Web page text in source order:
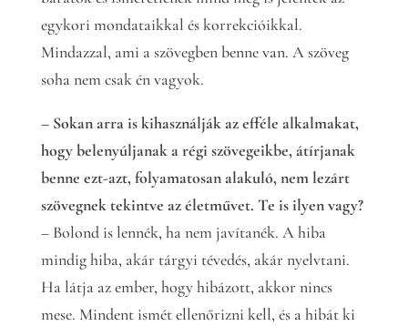
egykori mondataikkal és korrekcióikkal.
Mindazzal, ami a szövegben benne van. A szöveg
soha nem csak én vagyok.
– Sokan arra is kihasználják az efféle alkalmakat,
hogy belenyúljanak a régi szövegeikbe, átírjanak
benne ezt-azt, folyamatosan alakuló, nem lezárt
szövegnek tekintve az életművet. Te is ilyen vagy?
– Bolond is lennék, ha nem javítanék. A hiba
mindig hiba, akár tárgyi tévedés, akár nyelvtani.
Ha látja az ember, hogy hibázott, akkor nincs
mese. Mindent ismét ellenőrizni kell, és a hibát ki